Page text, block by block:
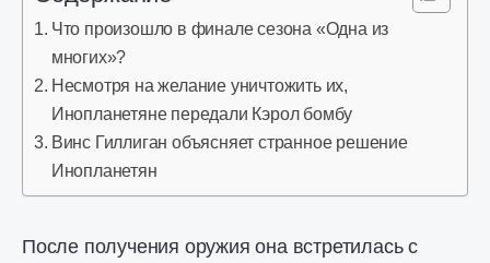
Что произошло в финале сезона «Одна из
многих»?
Несмотря на желание уничтожить их,
Инопланетяне передали Кэрол бомбу
Винс Гиллиган объясняет странное решение
Инопланетян
После получения оружия она встретилась с